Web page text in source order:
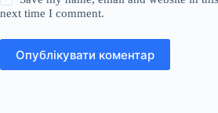
next time I comment.
Опублікувати коментар